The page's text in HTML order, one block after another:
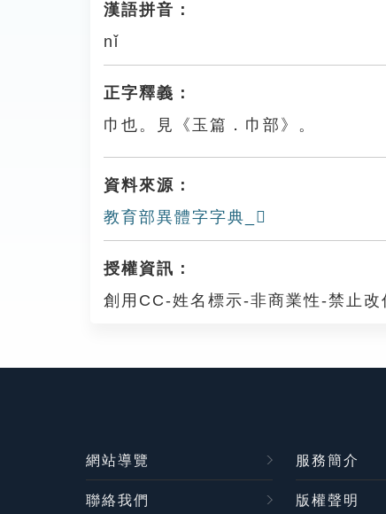
漢語拼音：
nǐ
正字釋義：
巾也。見《玉篇．巾部》。
資料來源：
教育部異體字字典_𢅟
授權資訊：
創用CC-姓名標示-非商業性-禁止
網站導覽 服務簡介
聯絡我們 版權聲明